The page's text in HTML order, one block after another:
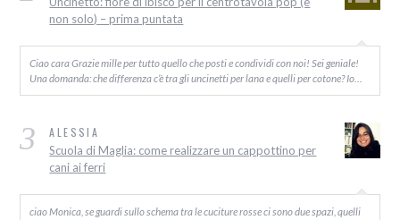
non solo) – prima puntata
Ciao cara Grazie mille per tutto quello che posti e condividi con noi! Sei geniale!
Una domanda: che differenza c’è tra gli uncinetti per lana e quelli per cotone? Io…
3 ALESSIA
Scuola di Maglia: come realizzare un cappottino per
cani ai ferri
ciao Monica, se guardi sullo schema tra le cuciture rosse ci sono due spazi, quelli